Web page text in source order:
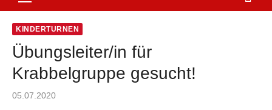
KINDERTURNEN
Übungsleiter/in für
Krabbelgruppe gesucht!
Posted
05.07.2020